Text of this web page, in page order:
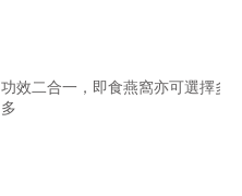
功效二合一，即食燕窩亦可選擇多
多